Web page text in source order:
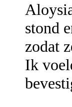
stond
zodat
Ik